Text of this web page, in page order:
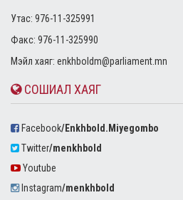
Утас: 976-11-325991
Факс: 976-11-325990
Mэйл хаяг: enkhboldm@parliament.mn
СОШИАЛ ХАЯГ
Facebook/Enkhbold.Miyegombo
Twitter/menkhbold
Youtube
Instagram/menkhbold